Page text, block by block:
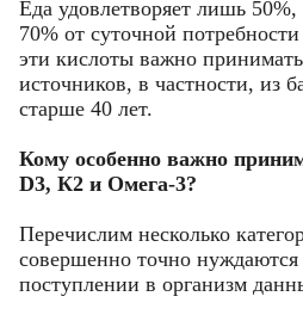
Еда удовлетворяет лишь
70% от суточной
эти кислоты важно
источников, в частности, из
старше 40 лет.
Кому особенно важно
D3, К2 и Омега-3?
Перечислим несколько
совершенно точно
поступлении в организм